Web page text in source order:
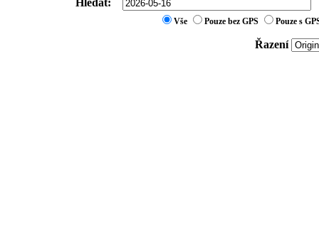
Hledat:
Vše Pouze bez GPS Pouze s
Řazení